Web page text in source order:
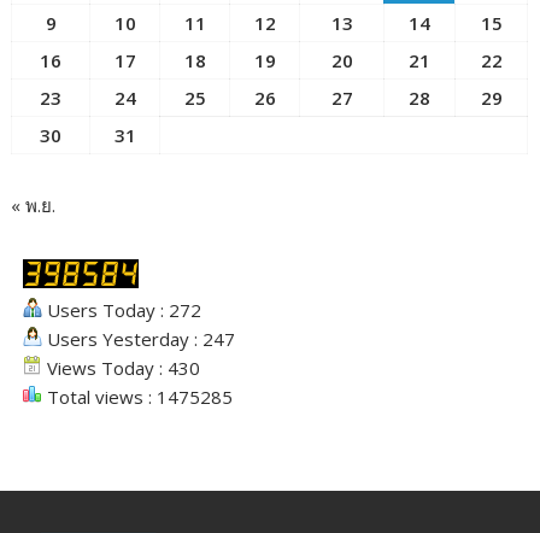
9
10 11 12 13 14
15
16
17 18 19 20 21
22
23
24 25 26 27 28
29
30
31
« พ.ย.
Users Today : 272
Users Yesterday : 247
Views Today : 430
Total views : 1475285